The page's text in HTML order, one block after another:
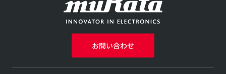
お問い合わせ